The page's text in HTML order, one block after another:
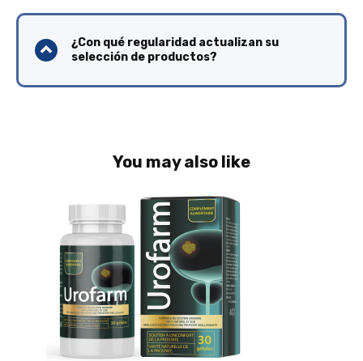
¿Con qué regularidad actualizan su
selección de productos?
You may also like